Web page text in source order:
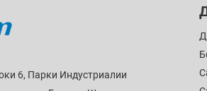
6, Парки Индустриалии